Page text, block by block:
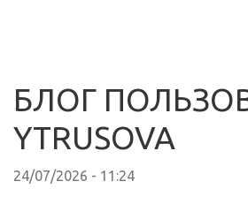
БЛОГ
YTRUSOVA
24/07/2026 - 11:24